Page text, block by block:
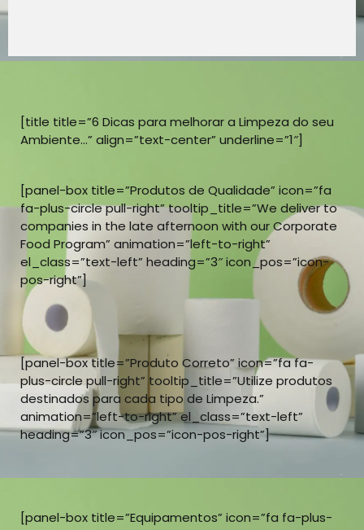
[title title=”6 Dicas para melhorar a Limpeza do seu
Ambiente…” align=”text-center” underline=”1″]
[panel-box title=”Produtos de Qualidade” icon=”fa
fa-plus-circle pull-right” tooltip_title=”We deliver to
companies in the late afternoon with our Corporate
Food Program” animation=”left-to-right”
el_class=”text-left” heading=”3″ icon_pos=”icon-
pos-right”]
[panel-box title=”Produto Correto” icon=”fa fa-
plus-circle pull-right” tooltip_title=”Utilize produtos
destinados para cada tipo de Limpeza.”
animation=”left-to-right” el_class=”text-left”
heading=”3″ icon_pos=”icon-pos-right”]
[panel-box title=”Equipamentos” icon=”fa fa-plus-